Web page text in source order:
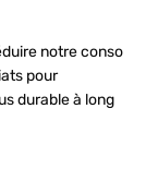
notre conso
pour
durable à long